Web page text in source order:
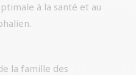
à la santé et au
la famille des